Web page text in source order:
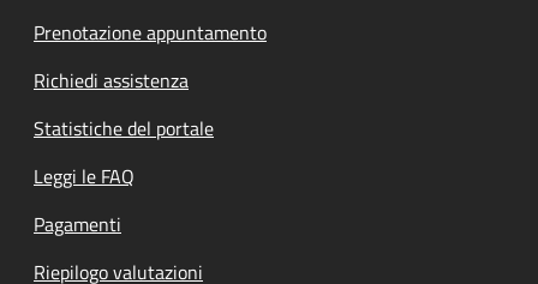
Prenotazione appuntamento
Richiedi assistenza
Statistiche del portale
Leggi le FAQ
Pagamenti
Riepilogo valutazioni